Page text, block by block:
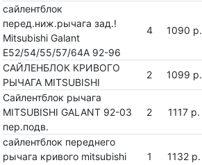
сайлентблок
перед.ниж.рычага зад.!
Mitsubishi Galant
E52/54/55/57/64A 92-96
4 1090 р.
САЙЛЕНБЛОК КРИВОГО
РЫЧАГА MITSUBISHI
2 1099 р.
Сайлентблок рычага
MITSUBISHI GALANT 92-03
пер.подв.
2 1117 р.
сайлентблок переднего
рычага кривого mitsubishi
1 1132 р.